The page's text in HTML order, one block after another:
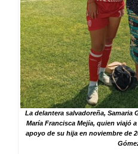
La delantera salvadoreña, Samaria
María Francisca Mejía, quien viajó